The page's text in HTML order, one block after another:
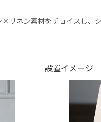
リネン素材をチョイスし、
設置イメージ